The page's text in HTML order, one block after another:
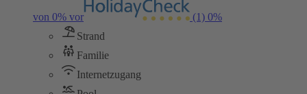
von 0% vor (1) 0%
Strand
Familie
Internetzugang